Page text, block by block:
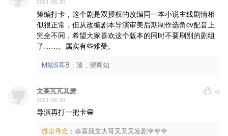
策编打卡，这个剧是双授权的改编同一本小说主线剧情相
似很正常，但从改编剧本导演审美后期制作选角cv配音上
完全不同，希望大家喜欢这个版本的同时不要刷别的剧组
了……。属实有些难受。
M站S耳B ： 顶，望周知
文莱芃芃其麦
2021-08-30
70
导演再打一把卡😁
微尘寻念 ： 恭喜我文大哥又又又发剧🌹🌹🌹